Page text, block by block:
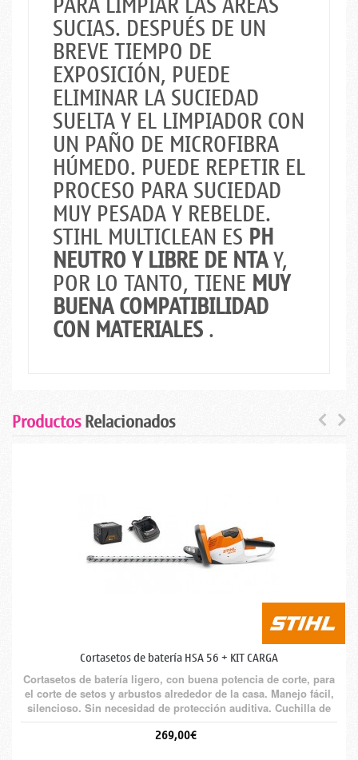
SUCIAS. DESPUÉS DE UN
BREVE TIEMPO DE
EXPOSICIÓN, PUEDE
ELIMINAR LA SUCIEDAD
SUELTA Y EL LIMPIADOR CON
UN PAÑO DE MICROFIBRA
HÚMEDO. PUEDE REPETIR EL
PROCESO PARA SUCIEDAD
MUY PESADA Y REBELDE.
STIHL MULTICLEAN ES PH
NEUTRO Y LIBRE DE NTAY,
POR LO TANTO, TIENE MUY
BUENA COMPATIBILIDAD
CON MATERIALES.
ProductosRelacionados
Cortasetos de batería HSA 56 + KIT CARGA
Cortasetos de batería ligero, con buena potencia de corte, para
el corte de setos y arbustos alrededor de la casa. Manejo fácil,
silencioso. Sin necesidad de protección auditiva. Cuchilla de
corte por ambos lados. Cuchilla en forma de gota para mayor
sujeción de la rama. De serie con batería AK 10 y cargador AL
269,00€